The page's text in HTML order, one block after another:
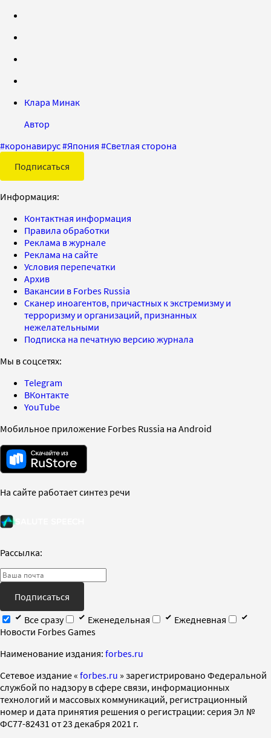
Клара Минак
Автор
#коронавирус#Япония #Светлая сторона
Подписаться
Информация:
Контактная информация
Правила обработки
Реклама в журнале
Реклама на сайте
Условия перепечатки
Архив
Вакансии в Forbes Russia
Сканер иноагентов, причастных к экстремизму и
терроризму и организаций, признанных
нежелательными
Подписка на печатную версию журнала
Мы в соцсетях:
Telegram
ВКонтакте
YouTube
Мобильное приложение Forbes Russia на Android
На сайте работает синтез речи
Рассылка:
Подписаться
Все сразу
Еженедельная
Ежедневная
Новости Forbes Games
Наименование издания: forbes.ru
Cетевое издание « forbes.ru » зарегистрировано Федеральной
службой по надзору в сфере связи, информационных
технологий и массовых коммуникаций, регистрационный
номер и дата принятия решения о регистрации: серия Эл №
ФС77-82431 от 23 декабря 2021 г.